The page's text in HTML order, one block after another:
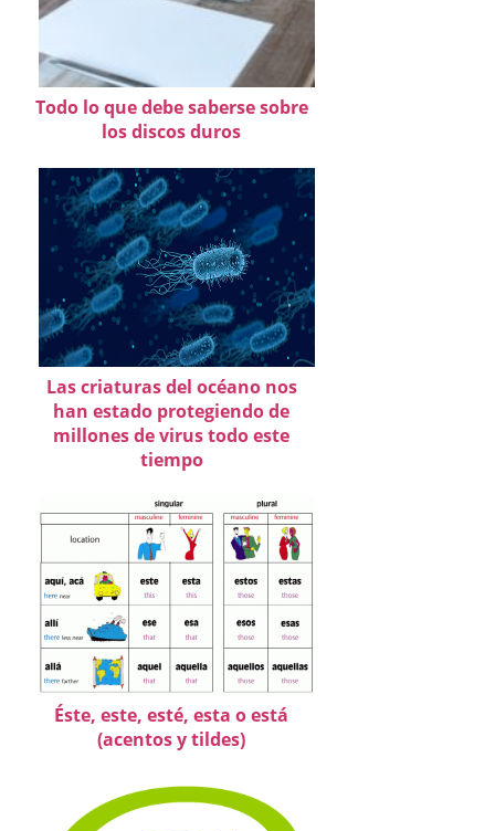
Todo lo que debe saberse sobre
los discos duros
Las criaturas del océano nos
han estado protegiendo de
millones de virus todo este
tiempo
Éste, este, esté, esta o está
(acentos y tildes)